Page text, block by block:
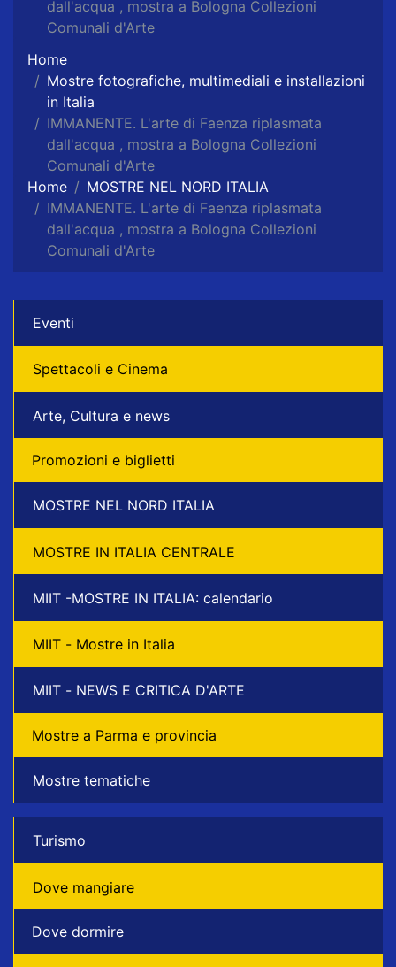
dall'acqua , mostra a Bologna Collezioni
Comunali d'Arte
Home
Mostre fotografiche, multimediali e installazioni
in Italia
IMMANENTE. L'arte di Faenza riplasmata
dall'acqua , mostra a Bologna Collezioni
Comunali d'Arte
Home
MOSTRE NEL NORD ITALIA
IMMANENTE. L'arte di Faenza riplasmata
dall'acqua , mostra a Bologna Collezioni
Comunali d'Arte
Eventi
Spettacoli e Cinema
Arte, Cultura e news
Promozioni e biglietti
MOSTRE NEL NORD ITALIA
MOSTRE IN ITALIA CENTRALE
MIIT -MOSTRE IN ITALIA: calendario
MIIT - Mostre in Italia
MIIT - NEWS E CRITICA D'ARTE
Mostre a Parma e provincia
Mostre tematiche
Turismo
Dove mangiare
Dove dormire